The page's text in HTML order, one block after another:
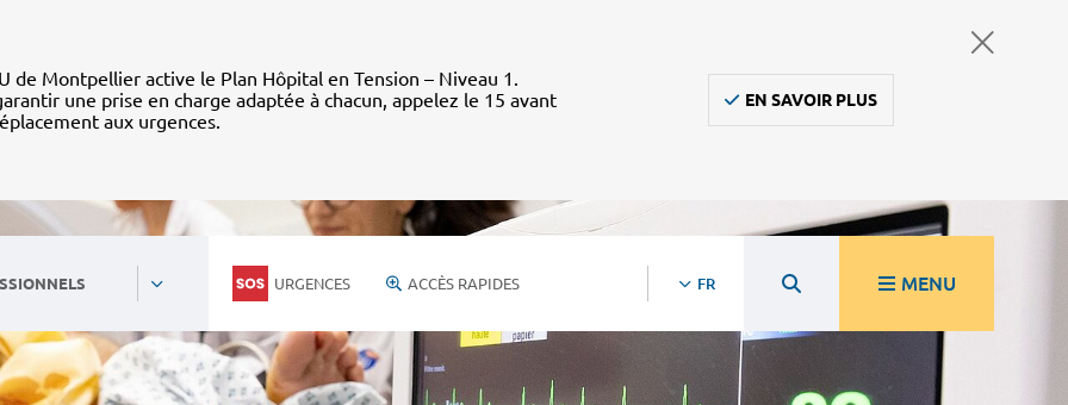
de Montpellier active le Plan Hôpital en Tension – Niveau 1.
une prise en charge adaptée à chacun, appelez le 15 avant
aux urgences.
EN SAVOIR PLUS
URGENCES ACCÈS RAPIDES FR MENU